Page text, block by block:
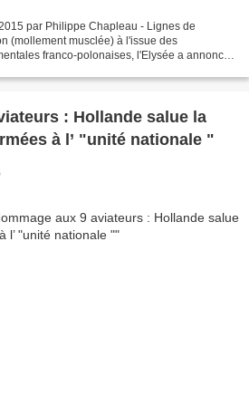
par Philippe Chapleau - Lignes de
(mollement musclée) à l'issue des
franco-polonaises, l'Elysée a annoncé
: Hollande salue la
à l’ "unité nationale "